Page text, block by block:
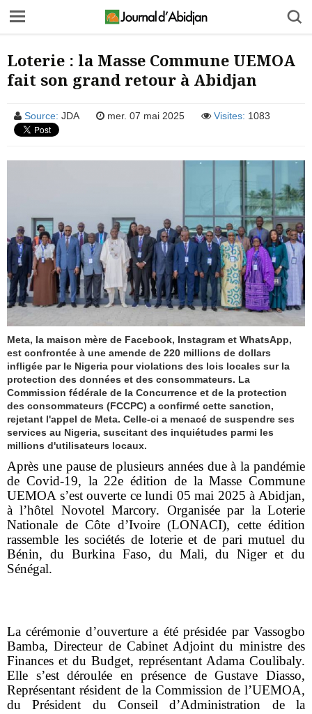
Loterie : la Masse Commune UEMOA
fait son grand retour à Abidjan
Source: JDA mer. 07 mai 2025 Visites: 1083
Meta, la maison mère de Facebook, Instagram et WhatsApp,
est confrontée à une amende de 220 millions de dollars
infligée par le Nigeria pour violations des lois locales sur la
protection des données et des consommateurs. La
Commission fédérale de la Concurrence et de la protection
des consommateurs (FCCPC) a confirmé cette sanction,
rejetant l'appel de Meta. Celle-ci a menacé de suspendre ses
services au Nigeria, suscitant des inquiétudes parmi les
millions d'utilisateurs locaux.
Après une pause de plusieurs années due à la pandémie
de Covid-19, la 22e édition de la Masse Commune
UEMOA s’est ouverte ce lundi 05 mai 2025 à Abidjan,
à l’hôtel Novotel Marcory. Organisée par la Loterie
Nationale de Côte d’Ivoire (LONACI), cette édition
rassemble les sociétés de loterie et de pari mutuel du
Bénin, du Burkina Faso, du Mali, du Niger et du
Sénégal.
La cérémonie d’ouverture a été présidée par Vassogbo
Bamba, Directeur de Cabinet Adjoint du ministre des
Finances et du Budget, représentant Adama Coulibaly.
Elle s’est déroulée en présence de Gustave Diasso,
Représentant résident de la Commission de l’UEMOA,
du Président du Conseil d’Administration de la